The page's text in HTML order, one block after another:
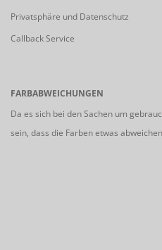
Privatsphäre und Datenschutz
Callback Service
FARBABWEICHUNGEN
Da es sich bei den Sachen um
sein, dass die Farben etwas